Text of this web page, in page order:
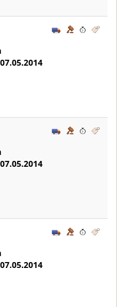
07.05.2014
07.05.2014
07.05.2014